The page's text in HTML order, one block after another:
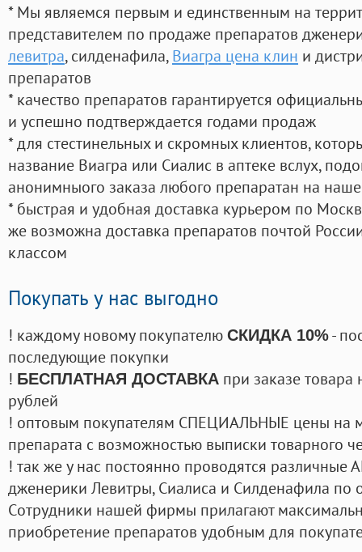
* Мы являемся первым и единственным на
представителем по продаже препаратов
левитра, силденафила, Виагра цена клин и
препаратов
* качество препаратов гарантируется
и успешно подтверждается годами продаж
* для стестинельных и скромных клиентов,
название Виагра или Сиалис в аптеке вслух,
анонимныого заказа любого препаратан на
* быстрая и удобная доставка курьером по
же возможна доставка препаратов почтой
классом
Покупать у нас выгодно
! каждому новому покупателю СКИДКА 10%-
последующие покупки
! БЕСПЛАТНАЯ ДОСТАВКА при заказе
рублей
! оптовым покупателям СПЕЦИАЛЬНЫЕ цены на
препарата с возможностью выписки товарного
! так же у нас постоянно проводятся
дженерики Левитры, Сиалиса и Силденафила по
Cотрудники нашей фирмы прилагают
приобретение препаратов удобным для